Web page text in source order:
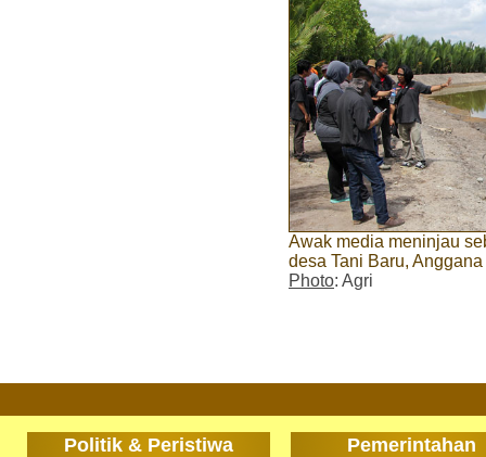
Awak media meninjau
desa Tani Baru, Anggana
Photo: Agri
Politik & Peristiwa Pemerintahan